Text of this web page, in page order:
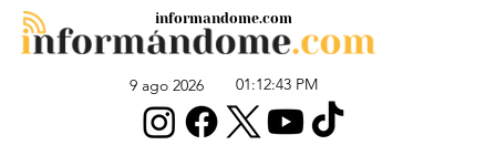
9 ago 2026 01:12:43 PM
informandome.com